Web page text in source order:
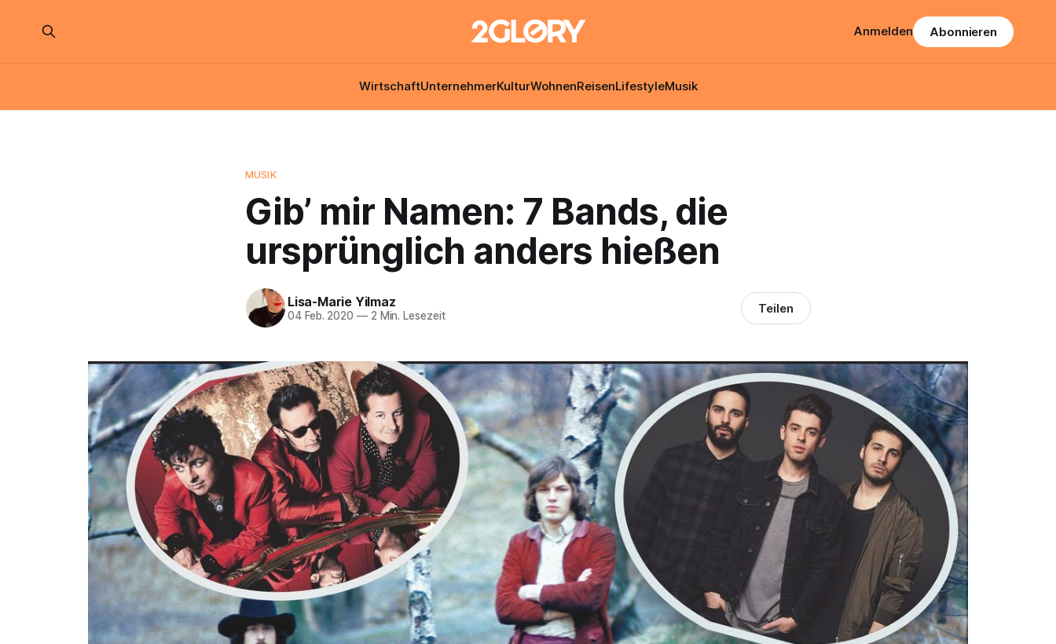
WirtschaftUnternehmerKulturWohnenReisenLifestyleMusik
Anmelden Abonnieren
MUSIK
Gib’ mir Namen: 7 Bands, die
ursprünglich anders hießen
Lisa-Marie Yilmaz
04 Feb. 2020 —2 Min. Lesezeit Teilen